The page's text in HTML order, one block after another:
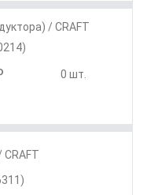
/ CRAFT
0 шт.